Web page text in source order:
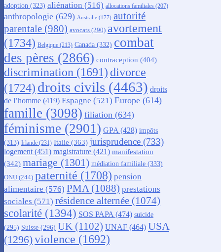
adoption (323) aliénation (516) allocations familiales (207)
anthropologie (629) Australie (177) autorité
parentale (980) avocats (290) avortement
(1734) Belgique (213) Canada (332) combat
des pères (2866) contraception (404)
discrimination (1691) divorce
(1724) droits civils (4463) droits
de l’homme (419) Espagne (521) Europe (614)
famille (3098) filiation (634)
féminisme (2901) GPA (428) impôts
(313) Irlande (231) Italie (363) jurisprudence (733)
logement (451) magistrature (421) manifestation
(342) mariage (1301) médiation familiale (333)
ONU (244) paternité (1708) pension
alimentaire (576) PMA(1088) prestations
sociales (571) résidence alternée (1074)
scolarité (1394) SOS PAPA(474) suicide
(295) Suisse (296) UK (1102) UNAF (464) USA
(1296)violence (1692)